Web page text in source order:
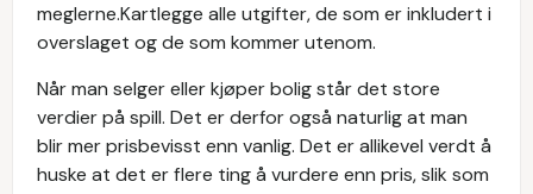
meglerne.Kartlegge alle utgifter, de som er inkludert i
overslaget og de som kommer utenom.
Når man selger eller kjøper bolig står det store
verdier på spill. Det er derfor også naturlig at man
blir mer prisbevisst enn vanlig. Det er allikevel verdt å
huske at det er flere ting å vurdere enn pris, slik som